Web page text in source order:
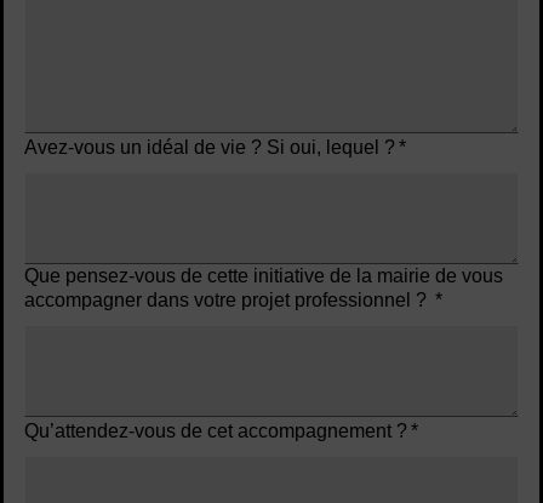
Avez-vous un idéal de vie ? Si oui, lequel ? *
Que pensez-vous de cette initiative de la mairie de vous
accompagner dans votre projet professionnel ? *
Qu’attendez-vous de cet accompagnement ? *